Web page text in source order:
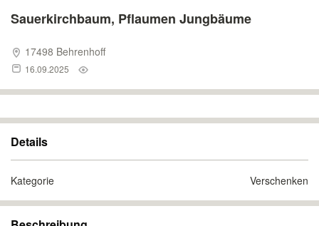
Sauerkirchbaum, Pflaumen Jungbäume
17498 Behrenhoff
16.09.2025
Details
Kategorie Verschenken